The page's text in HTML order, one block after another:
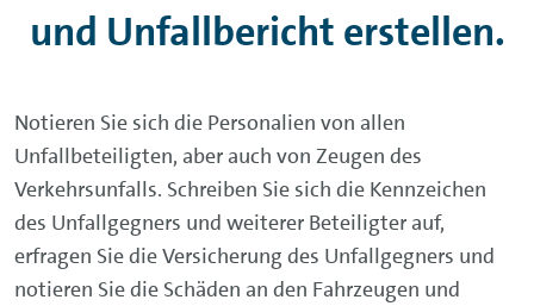
und Unfallbericht erstellen.
Notieren Sie sich die Personalien von allen
Unfallbeteiligten, aber auch von Zeugen des
Verkehrsunfalls. Schreiben Sie sich die Kennzeichen
des Unfallgegners und weiterer Beteiligter auf,
erfragen Sie die Versicherung des Unfallgegners und
notieren Sie die Schäden an den Fahrzeugen und